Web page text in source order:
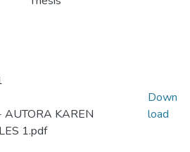
AUTORA KAREN
1.pdf
Down
load